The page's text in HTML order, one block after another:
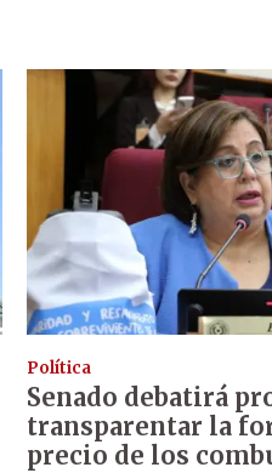
Política
Senado debatirá
transparentar la
precio de los